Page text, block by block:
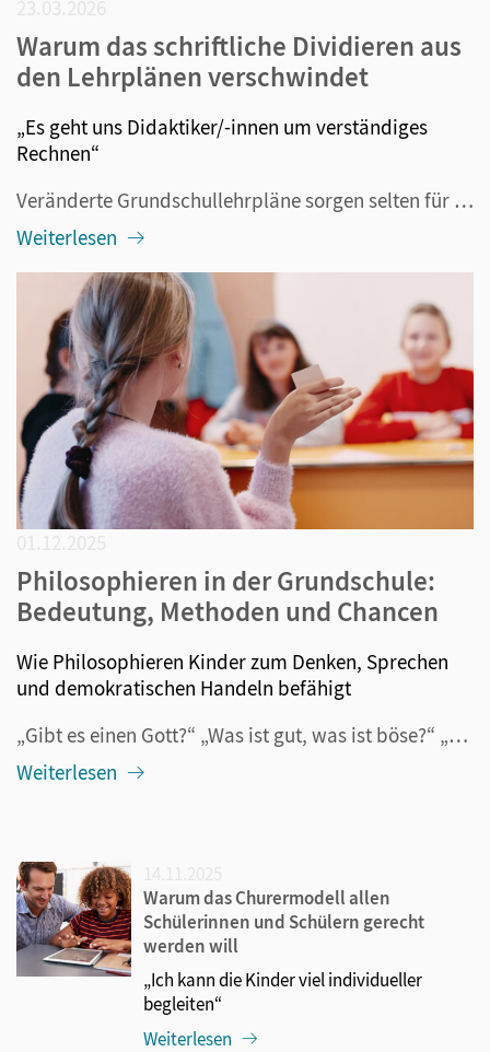
Warum das schriftliche Dividieren aus
den Lehrplänen verschwindet
„Es geht uns Didaktiker/-innen um verständiges
Rechnen“
Veränderte Grundschullehrpläne sorgen selten für Schlagzeilen. Aber Ende vergangen Jahres war das Thema Dividieren in der Grundschule plötzlich Thema in vielen Medien, weil das niedersächsische Kultusministerium bekanntgegeben hatte, dass das schriftliche Dividieren nicht mehr zum Lehrplan der Grund...
Weiterlesen
Philosophieren in der Grundschule:
Bedeutung, Methoden und Chancen
Wie Philosophieren Kinder zum Denken, Sprechen
und demokratischen Handeln befähigt
„Gibt es einen Gott?“ „Was ist gut, was ist böse?“ „Gibt es nur eine Welt?“ Kinder haben viele Fragen, bei denen es sich oft um anspruchsvolle philosophische Überlegungen handelt. Warum diese in den Grundschulunterricht integriert werden sollten, und warum sie auch einen wichtigen Beitrag zur Sprach...
Weiterlesen
Warum das Churermodell allen
Schülerinnen und Schülern gerecht
werden will
„Ich kann die Kinder viel individueller
begleiten“
Weiterlesen